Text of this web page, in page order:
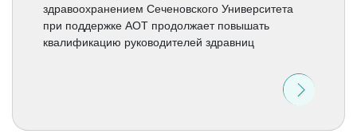
здравоохранением Сеченовского Университета
при поддержке АОТ продолжает повышать
квалификацию руководителей здравниц